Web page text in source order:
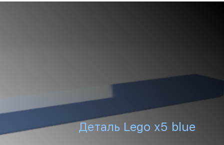
Деталь Lego x5 blue